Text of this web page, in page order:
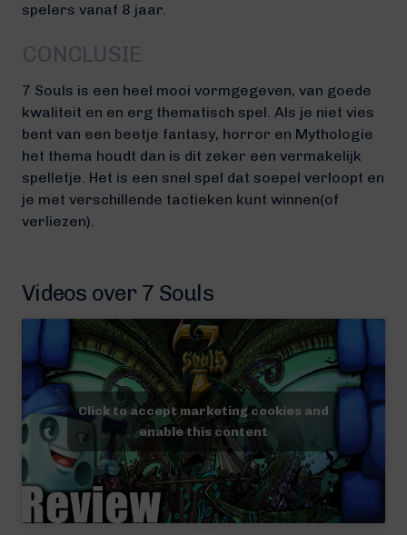
spelers vanaf 8 jaar.
CONCLUSIE
7 Souls is een heel mooi vormgegeven, van goede
kwaliteit en en erg thematisch spel. Als je niet vies
bent van een beetje fantasy, horror en Mythologie
het thema houdt dan is dit zeker een vermakelijk
spelletje. Het is een snel spel dat soepel verloopt en
je met verschillende tactieken kunt winnen(of
verliezen).
Videos over 7 Souls
Click to accept marketing cookies and
enable this content